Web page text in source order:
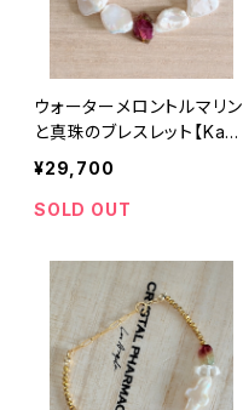
ウォーターメロントルマリン
と真珠のブレスレット【Kaua
ʻi collection】
¥29,700
SOLD OUT